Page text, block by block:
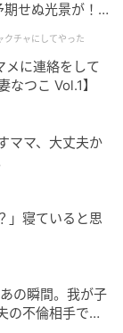
せぬ光景が！
クチャにしてやった
に連絡をして
なつこ Vol.1】
ママ、大丈夫か
」寝ていると思
の瞬間。我が子
の不倫相手でし